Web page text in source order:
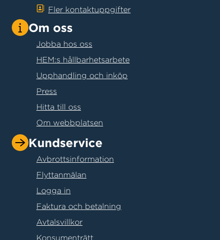
Fler kontaktuppgifter
Om oss
Jobba hos oss
HEM:s hållbarhetsarbete
Upphandling och inköp
Press
Hitta till oss
Om webbplatsen
Kundservice
Avbrottsinformation
Flyttanmälan
Logga in
Faktura och betalning
Avtalsvillkor
Konsumenträtt